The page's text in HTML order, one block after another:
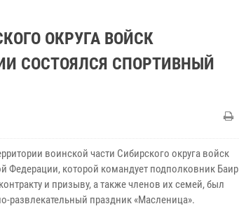
ОКРУГА ВОЙСК
СОСТОЯЛСЯ СПОРТИВНЫЙ
воинской части Сибирского округа войск
Федерации, которой командует подполковник Баир
и призыву, а также членов их семей, был
развлекательный праздник «Масленица».